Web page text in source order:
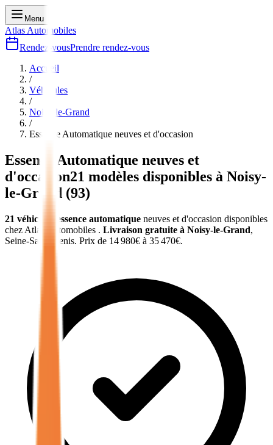
Menu
Atlas Automobiles
Rendez-vousPrendre rendez-vous
Accueil
/
Véhicules
/
Noisy-le-Grand
/
Essence Automatique neuves et d'occasion
Essence Automatique neuves et
d'occasion21 modèles disponibles à Noisy-
le-Grand (93)
21 véhicules essence automatique neuves et d'occasion disponibles
chez Atlas Automobiles . Livraison gratuite à Noisy-le-Grand,
Seine-Saint-Denis. Prix de 14 980€ à 35 470€.